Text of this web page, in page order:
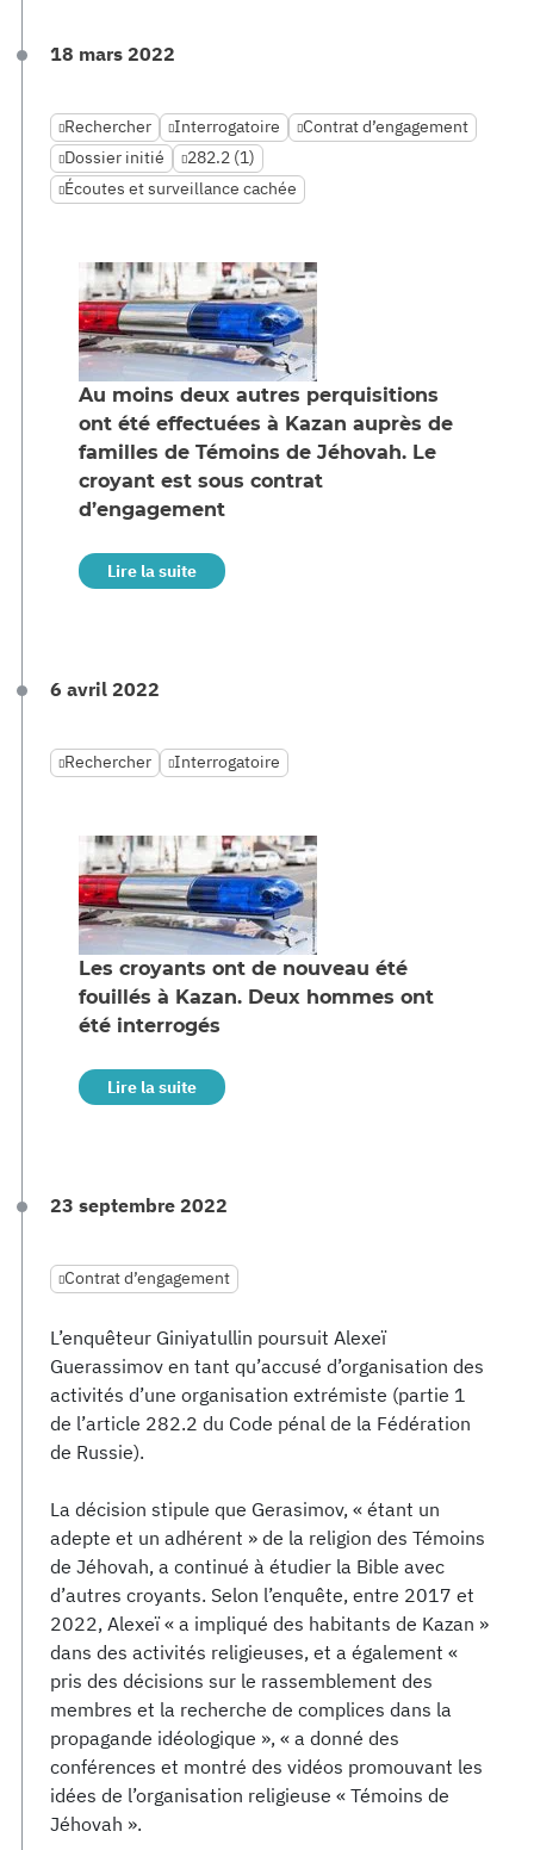
18 mars 2022
Rechercher Interrogatoire
Contrat d’engagement
Dossier initié
282.2 (1)
Écoutes et surveillance cachée
Au moins deux autres perquisitions
ont été effectuées à Kazan auprès de
familles de Témoins de Jéhovah. Le
croyant est sous contrat
d’engagement
Lire la suite
6 avril 2022
Rechercher Interrogatoire
Les croyants ont de nouveau été
fouillés à Kazan. Deux hommes ont
été interrogés
Lire la suite
23 septembre 2022
Contrat d’engagement
L’enquêteur Giniyatullin poursuit Alexeï
Guerassimov en tant qu’accusé d’organisation des
activités d’une organisation extrémiste (partie 1
de l’article 282.2 du Code pénal de la Fédération
de Russie).
La décision stipule que Gerasimov, « étant un
adepte et un adhérent » de la religion des Témoins
de Jéhovah, a continué à étudier la Bible avec
d’autres croyants. Selon l’enquête, entre 2017 et
2022, Alexeï « a impliqué des habitants de Kazan »
dans des activités religieuses, et a également «
pris des décisions sur le rassemblement des
membres et la recherche de complices dans la
propagande idéologique », « a donné des
conférences et montré des vidéos promouvant les
idées de l’organisation religieuse « Témoins de
Jéhovah ».